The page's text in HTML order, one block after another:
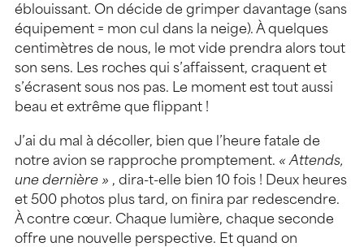
éblouissant. On décide de grimper davantage (sans
équipement = mon cul dans la neige). À quelques
centimètres de nous, le mot vide prendra alors tout
son sens. Les roches qui s’affaissent, craquent et
s’écrasent sous nos pas. Le moment est tout aussi
beau et extrême que flippant !
J’ai du mal à décoller, bien que l’heure fatale de
notre avion se rapproche promptement. « Attends,
une dernière » , dira-t-elle bien 10 fois ! Deux heures
et 500 photos plus tard, on finira par redescendre.
À contre cœur. Chaque lumière, chaque seconde
offre une nouvelle perspective. Et quand on